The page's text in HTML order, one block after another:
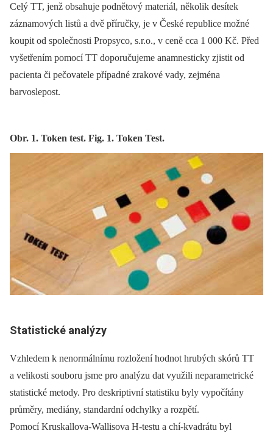
Celý TT, jenž obsahuje podnětový materiál, několik desítek
záznamových listů a dvě příručky, je v České republice možné
koupit od společnosti Propsyco, s.r.o., v ceně cca 1 000 Kč. Před
vyšetřením pomocí TT doporučujeme anamnesticky zjistit od
pacienta či pečovatele případné zrakové vady, zejména
barvoslepost.
Obr. 1. Token test. Fig. 1. Token Test.
Statistické analýzy
Vzhledem k nenormálnímu rozložení hodnot hrubých skórů TT
a velikosti souboru jsme pro analýzu dat využili neparametrické
statistické metody. Pro deskriptivní statistiku byly vypočítány
průměry, mediány, standardní odchylky a rozpětí.
Pomocí Kruskallova-Wallisova H-testu a chí-kvadrátu byl